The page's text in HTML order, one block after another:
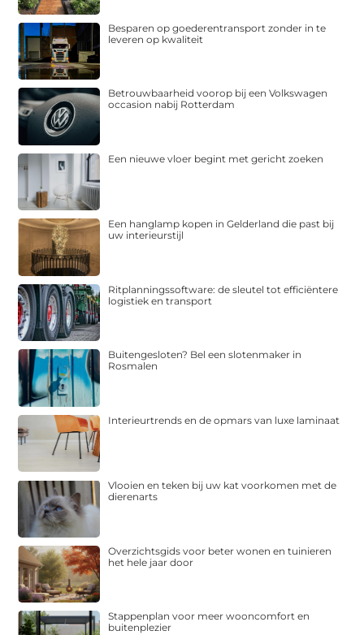
Besparen op goederentransport zonder in te
leveren op kwaliteit
Betrouwbaarheid voorop bij een Volkswagen
occasion nabij Rotterdam
Een nieuwe vloer begint met gericht zoeken
Een hanglamp kopen in Gelderland die past bij
uw interieurstijl
Ritplanningssoftware: de sleutel tot efficiëntere
logistiek en transport
Buitengesloten? Bel een slotenmaker in
Rosmalen
Interieurtrends en de opmars van luxe laminaat
Vlooien en teken bij uw kat voorkomen met de
dierenarts
Overzichtsgids voor beter wonen en tuinieren
het hele jaar door
Stappenplan voor meer wooncomfort en
buitenplezier